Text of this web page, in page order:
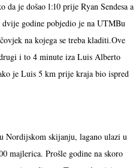
je došao 1:10 prije Ryan Sendesa a
godine pobjedio je na UTMBu
na kojega se treba kladiti.Ove
i to 4 minute iza Luis Alberto
je Luis 5 km prije kraja bio ispred
Nordijskom skijanju, lagano ulazi u
majlerica. Prošle godine na skoro